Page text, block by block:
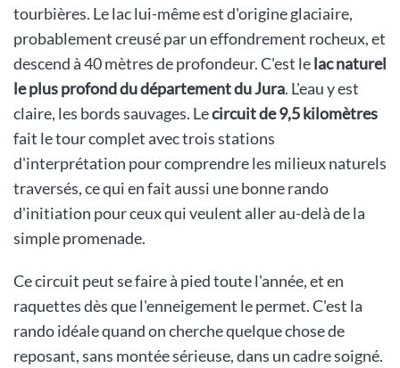
tourbières. Le lac lui-même est d'origine glaciaire,
probablement creusé par un effondrement rocheux, et
descend à 40 mètres de profondeur. C'est lelac naturel
le plus profond du département du Jura. L'eau y est
claire, les bords sauvages. Lecircuit de 9,5 kilomètres
fait le tour complet avec trois stations
d'interprétation pour comprendre les milieux naturels
traversés, ce qui en fait aussi une bonne rando
d'initiation pour ceux qui veulent aller au-delà de la
simple promenade.
Ce circuit peut se faire à pied toute l'année, et en
raquettes dès que l'enneigement le permet. C'est la
rando idéale quand on cherche quelque chose de
reposant, sans montée sérieuse, dans un cadre soigné.